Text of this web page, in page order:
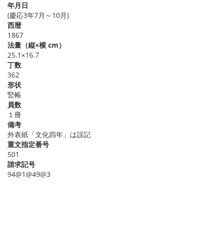
年月日
(慶応3年7月～10月)
西暦
1867
法量（縦×横 cm）
25.1×16.7
丁数
362
形状
竪帳
員数
１冊
備考
外表紙「文化四年」は誤記
重文指定番号
501
請求記号
94@1@49@3